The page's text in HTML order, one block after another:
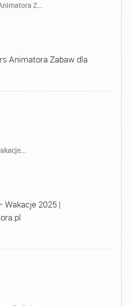
Z...
Animatora Zabaw dla
Wakacje 2025 |